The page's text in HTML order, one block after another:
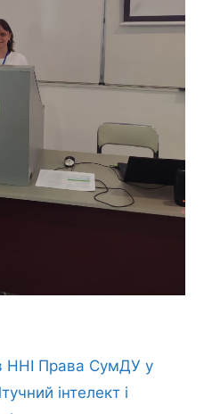
ННІ Права СумДУ у
інтелект і